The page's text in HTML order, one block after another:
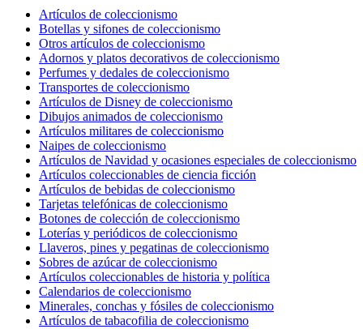
Artículos de coleccionismo
Botellas y sifones de coleccionismo
Otros artículos de coleccionismo
Adornos y platos decorativos de coleccionismo
Perfumes y dedales de coleccionismo
Transportes de coleccionismo
Artículos de Disney de coleccionismo
Dibujos animados de coleccionismo
Artículos militares de coleccionismo
Naipes de coleccionismo
Artículos de Navidad y ocasiones especiales de coleccionismo
Artículos coleccionables de ciencia ficción
Artículos de bebidas de coleccionismo
Tarjetas telefónicas de coleccionismo
Botones de colección de coleccionismo
Loterías y periódicos de coleccionismo
Llaveros, pines y pegatinas de coleccionismo
Sobres de azúcar de coleccionismo
Artículos coleccionables de historia y política
Calendarios de coleccionismo
Minerales, conchas y fósiles de coleccionismo
Artículos de tabacofilia de coleccionismo